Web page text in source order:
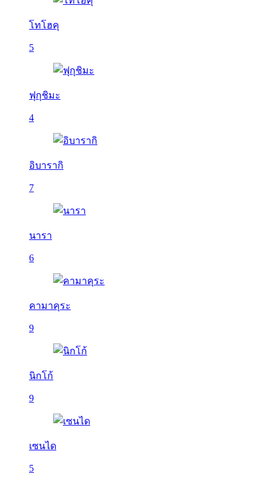
โทโฮคุ
5
ฟุกุชิมะ
4
อิบารากิ
7
นารา
6
คามาคุระ
9
นิกโก้
9
เซนได
5